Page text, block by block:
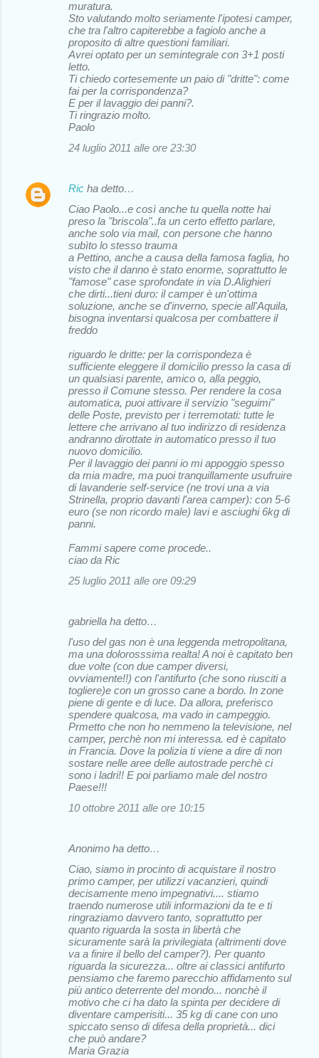
muratura.
Sto valutando molto seriamente l'ipotesi camper,
che tra l'altro capiterebbe a fagiolo anche a
proposito di altre questioni familiari.
Avrei optato per un semintegrale con 3+1 posti
letto.
Ti chiedo cortesemente un paio di "dritte": come
fai per la corrispondenza?
E per il lavaggio dei panni?.
Ti ringrazio molto.
Paolo
24 luglio 2011 alle ore 23:30
Ric ha detto…
Ciao Paolo...e così anche tu quella notte hai
preso la "briscola"..fa un certo effetto parlare,
anche solo via mail, con persone che hanno
subìto lo stesso trauma
a Pettino, anche a causa della famosa faglia, ho
visto che il danno è stato enorme, soprattutto le
"famose" case sprofondate in via D.Alighieri
che dirti...tieni duro: il camper è un'ottima
soluzione, anche se d'inverno, specie all'Aquila,
bisogna inventarsi qualcosa per combattere il
freddo
riguardo le dritte: per la corrispondeza è
sufficiente eleggere il domicilio presso la casa di
un qualsiasi parente, amico o, alla peggio,
presso il Comune stesso. Per rendere la cosa
automatica, puoi attivare il servizio "seguimi"
delle Poste, previsto per i terremotati: tutte le
lettere che arrivano al tuo indirizzo di residenza
andranno dirottate in automatico presso il tuo
nuovo domicilio.
Per il lavaggio dei panni io mi appoggio spesso
da mia madre, ma puoi tranquillamente usufruire
di lavanderie self-service (ne trovi una a via
Strinella, proprio davanti l'area camper): con 5-6
euro (se non ricordo male) lavi e asciughi 6kg di
panni.
Fammi sapere come procede..
ciao da Ric
25 luglio 2011 alle ore 09:29
gabriella ha detto…
l'uso del gas non è una leggenda metropolitana,
ma una dolorosssima realta! A noi è capitato ben
due volte (con due camper diversi,
ovviamente!!) con l'antifurto (che sono riusciti a
togliere)e con un grosso cane a bordo. In zone
piene di gente e di luce. Da allora, preferisco
spendere qualcosa, ma vado in campeggio.
Prmetto che non ho nemmeno la televisione, nel
camper, perchè non mi interessa. ed è capitato
in Francia. Dove la polizia ti viene a dire di non
sostare nelle aree delle autostrade perchè ci
sono i ladri!! E poi parliamo male del nostro
Paese!!!
10 ottobre 2011 alle ore 10:15
Anonimo ha detto…
Ciao, siamo in procinto di acquistare il nostro
primo camper, per utilizzi vacanzieri, quindi
decisamente meno impegnativi.... stiamo
traendo numerose utili informazioni da te e ti
ringraziamo davvero tanto, soprattutto per
quanto riguarda la sosta in libertà che
sicuramente sarà la privilegiata (altrimenti dove
va a finire il bello del camper?). Per quanto
riguarda la sicurezza... oltre ai classici antifurto
pensiamo che faremo parecchio affidamento sul
più antico deterrente del mondo... nonchè il
motivo che ci ha dato la spinta per decidere di
diventare camperisiti... 35 kg di cane con uno
spiccato senso di difesa della proprietà... dici
che può andare?
Maria Grazia